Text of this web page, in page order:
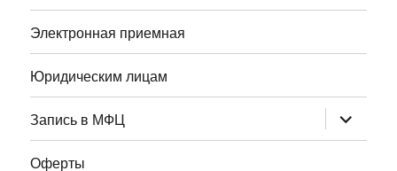
Электронная приемная
Юридическим лицам
Запись в МФЦ раскрыть
дочернее
меню
Оферты